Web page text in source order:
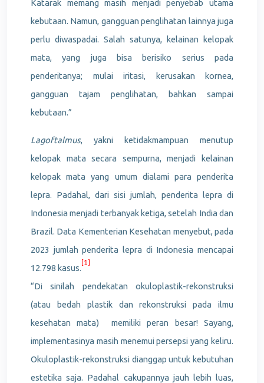
Katarak memang masih menjadi penyebab utama
kebutaan. Namun, gangguan penglihatan lainnya juga
perlu diwaspadai. Salah satunya, kelainan kelopak
mata, yang juga bisa berisiko serius pada
penderitanya; mulai iritasi, kerusakan kornea,
gangguan tajam penglihatan, bahkan sampai
kebutaan.”
Lagoftalmus, yakni ketidakmampuan menutup
kelopak mata secara sempurna, menjadi kelainan
kelopak mata yang umum dialami para penderita
lepra. Padahal, dari sisi jumlah, penderita lepra di
Indonesia menjadi terbanyak ketiga, setelah India dan
Brazil. Data Kementerian Kesehatan menyebut, pada
2023 jumlah penderita lepra di Indonesia mencapai
12.798 kasus.
[1]
“Di sinilah pendekatan okuloplastik-rekonstruksi
(atau bedah plastik dan rekonstruksi pada ilmu
kesehatan mata) memiliki peran besar! Sayang,
implementasinya masih menemui persepsi yang keliru.
Okuloplastik-rekonstruksi dianggap untuk kebutuhan
estetika saja. Padahal cakupannya jauh lebih luas,